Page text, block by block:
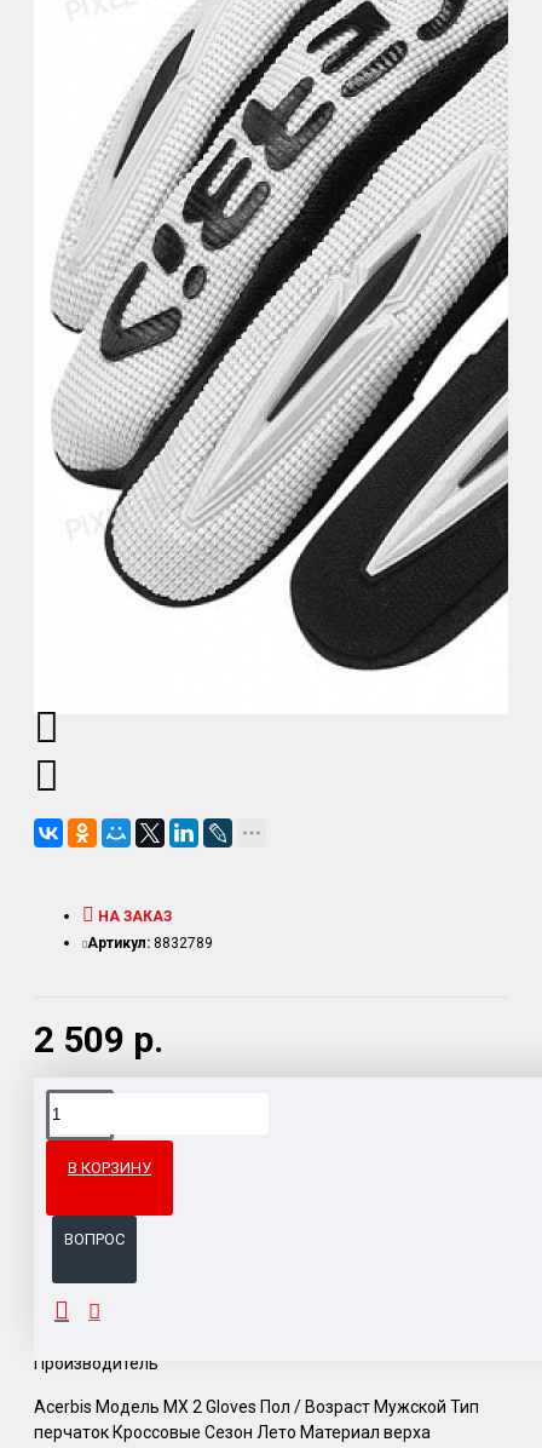
2 509 р.
НА ЗАКАЗ
Артикул: 8832789
В КОРЗИНУ
ВОПРОС
Доставка товара по всему Таможенному союзу.
ОПИСАНИЕ
Производитель
Acerbis Модель MX 2 Gloves Пол / Возраст Мужской Тип
перчаток Кроссовые Сезон Лето Материал верха